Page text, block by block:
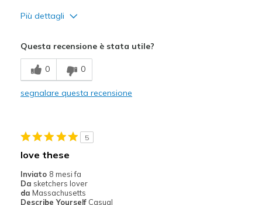
Più dettagli
Width
Sizing
Feels half size too small
Questa recensione è stata utile?
0 0
segnalare questa recensione
5
love these
Inviato 8 mesi fa
Da sketchers lover
da Massachusetts
Describe Yourself Casual